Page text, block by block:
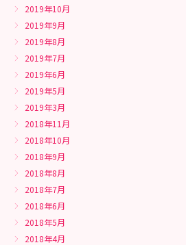
2019年10月
2019年9月
2019年8月
2019年7月
2019年6月
2019年5月
2019年3月
2018年11月
2018年10月
2018年9月
2018年8月
2018年7月
2018年6月
2018年5月
2018年4月